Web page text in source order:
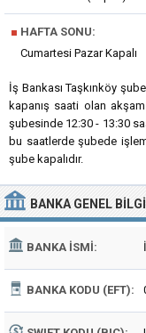
■ HAFTA SONU:
Cumartesi Pazar Kapalı
İş Bankası Taşkınköy
kapanış saati olan
şubesinde 12:30 - 13:30
bu saatlerde şubede
şube kapalıdır.
BANKA GENEL
BANKA İSMI:
BANKA KODU (EFT):